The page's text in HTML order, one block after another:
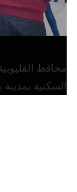
محافظ
السكنية بمدينة